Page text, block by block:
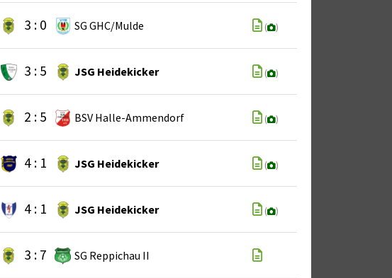
3 : 0 SG GHC/Mulde ( )
3 : 5 JSG Heidekicker ( )
2 : 5 BSV Halle-Ammendorf ( )
4 : 1 JSG Heidekicker ( )
4 : 1 JSG Heidekicker ( )
3 : 7 SG Reppichau II